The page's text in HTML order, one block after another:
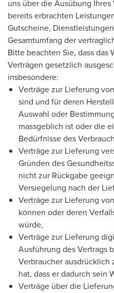
uns über die Ausübung
bereits erbrachten
Gutscheine,
Gesamtumfang der
Bitte beachten Sie, dass
Verträgen gesetzlich
insbesondere:
Verträge zur Lieferung
sind und für deren
Auswahl oder
massgeblich ist oder die
Bedürfnisse des
Verträge zur Lieferung
Gründen des
nicht zur Rückgabe
Versiegelung nach der
Verträge zur Lieferung
können oder deren
würde,
Verträge zur Lieferung
Ausführung des Vertrags
Verbraucher
hat, dass er dadurch sein
Verträge über die